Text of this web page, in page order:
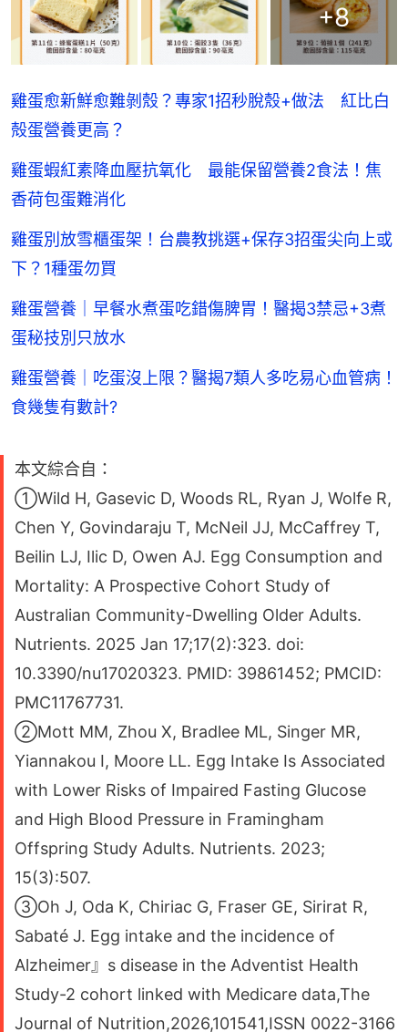
+8
雞蛋愈新鮮愈難剝殼？專家1招秒脫殼+做法 紅比白
殻蛋營養更高？
雞蛋蝦紅素降血壓抗氧化 最能保留營養2食法！焦
香荷包蛋難消化
雞蛋別放雪櫃蛋架！台農教挑選+保存3招蛋尖向上或
下？1種蛋勿買
雞蛋營養｜早餐水煮蛋吃錯傷脾胃！醫揭3禁忌+3煮
蛋秘技別只放水
雞蛋營養｜吃蛋沒上限？醫揭7類人多吃易心血管病！
食幾隻有數計?
本文綜合自：
①Wild H, Gasevic D, Woods RL, Ryan J, Wolfe R,
Chen Y, Govindaraju T, McNeil JJ, McCaffrey T,
Beilin LJ, Ilic D, Owen AJ. Egg Consumption and
Mortality: A Prospective Cohort Study of
Australian Community-Dwelling Older Adults.
Nutrients. 2025 Jan 17;17(2):323. doi:
10.3390/nu17020323. PMID: 39861452; PMCID:
PMC11767731.
②Mott MM, Zhou X, Bradlee ML, Singer MR,
Yiannakou I, Moore LL. Egg Intake Is Associated
with Lower Risks of Impaired Fasting Glucose
and High Blood Pressure in Framingham
Offspring Study Adults. Nutrients. 2023;
15(3):507.
③Oh J, Oda K, Chiriac G, Fraser GE, Sirirat R,
Sabaté J. Egg intake and the incidence of
Alzheimer』s disease in the Adventist Health
Study-2 cohort linked with Medicare data,The
Journal of Nutrition,2026,101541,ISSN 0022-3166